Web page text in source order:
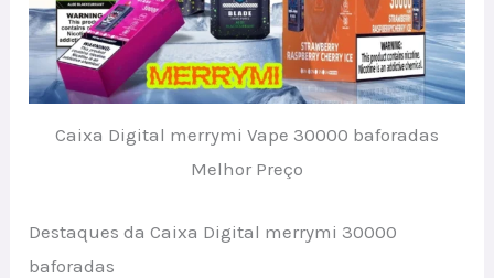
Caixa Digital merrymi Vape 30000 baforadas
Melhor Preço
Destaques da Caixa Digital merrymi 30000
baforadas